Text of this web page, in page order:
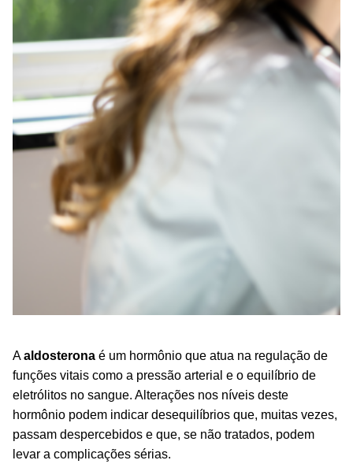
Aaldosterona é um hormônio que atua na regulação de
funções vitais como a pressão arterial e o equilíbrio de
eletrólitos no sangue. Alterações nos níveis deste
hormônio podem indicar desequilíbrios que, muitas vezes,
passam despercebidos e que, se não tratados, podem
levar a complicações sérias.